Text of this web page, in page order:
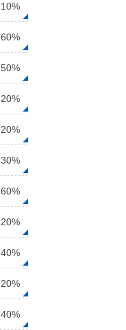
10%
60%
50%
20%
20%
30%
60%
20%
40%
20%
40%